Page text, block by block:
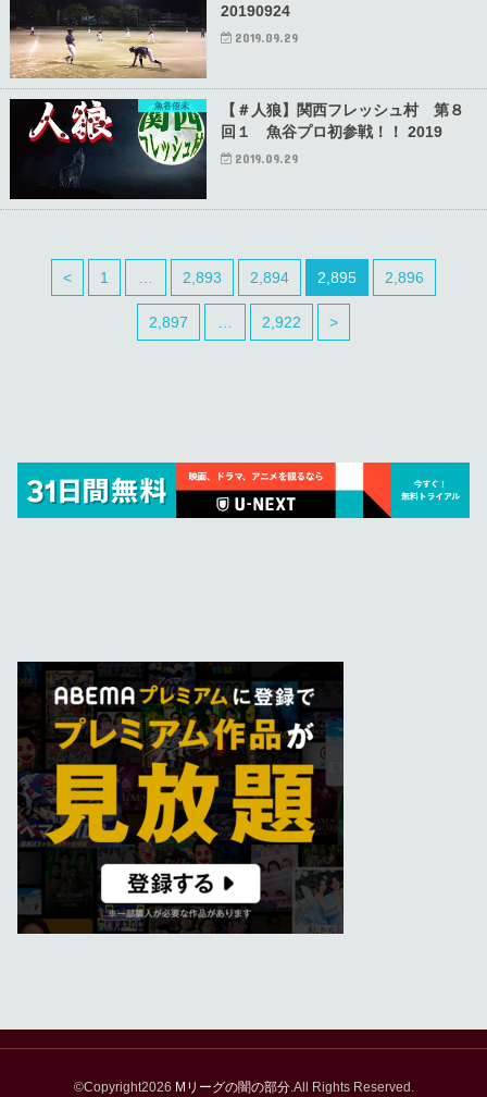
20190924
2019.09.29
魚谷侑未
【＃人狼】関西フレッシュ村 第８
回１ 魚谷プロ初参戦！！ 2019
2019.09.29
< 1 … 2,893 2,894 2,895 2,896
2,897 2,922 >
©Copyright2026 Mリーグの闇の部分.All Rights Reserved.